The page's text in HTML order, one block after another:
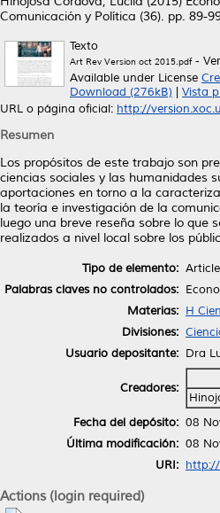
Comunicación y Política (36). pp. 89-
Texto
Art Rev Version oct 2015.pdf-
Available under License
Download (276kB)
Vista
URL o página oficial: http://
Resumen
Los propósitos de este trabajo son
ciencias sociales y las humanidades
aportaciones en torno a la
la teoría e investigación de la
luego una breve reseña sobre lo que
realizados a nivel local sobre los
Tipo de elemento: Article
Palabras claves no controlados:
Materias: H
Divisiones:
Usuario depositante: Dra
Creadores:
Fecha del depósito: 08
Última modificación: 08
URI:
Actions (login required)